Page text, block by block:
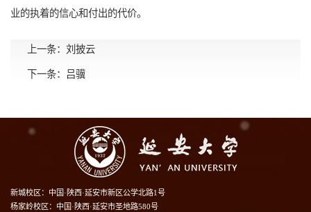
业的执着的信心和付出的代价。
上一条： 刘披云
下一条： 吕骥
新城校区：中国·陕西·延安市新区公学北路1号
杨家岭校区：中国·陕西·延安市圣地路580号